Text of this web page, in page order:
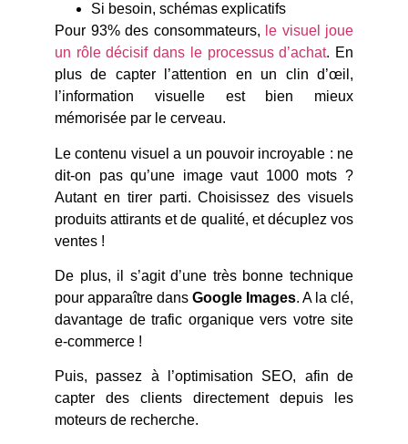
Si besoin, schémas explicatifs
Pour 93% des consommateurs, le visuel joue
un rôle décisif dans le processus d’achat. En
plus de capter l’attention en un clin d’œil,
l’information visuelle est bien mieux
mémorisée par le cerveau.
Le contenu visuel a un pouvoir incroyable : ne
dit-on pas qu’une image vaut 1000 mots ?
Autant en tirer parti. Choisissez des visuels
produits attirants et de qualité, et décuplez vos
ventes !
De plus, il s’agit d’une très bonne technique
pour apparaître dans Google Images. A la clé,
davantage de trafic organique vers votre site
e-commerce !
Puis, passez à l’optimisation SEO, afin de
capter des clients directement depuis les
moteurs de recherche.